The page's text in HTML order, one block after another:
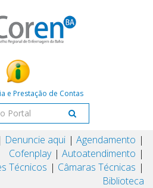
e Prestação de Contas
Denuncie aqui
Agendamento
Cofenplay
Autoatendimento
Técnicos
Câmaras Técnicas
Biblioteca